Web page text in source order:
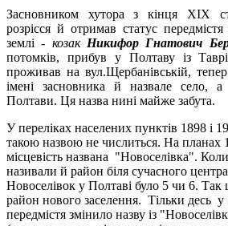
Засновником хутора з кінця ХІХ
розрісся й отримав статус
землі - козак Никифор Гнатович
потомків, прибув у Полтаву із
проживав на вул.Щербанівській,
імені засновника й назвале село, а
Полтави. Ця назва нині майже забута.
У переліках населених пунктів 1898 і
такою назвою не числиться. На планах
місцевість названа "Новоселівка".
називали й район біля сучасного
Новоселівок у Полтаві було 5 чи 6. Так
район нового заселення. Тільки десь
передмістя змінило назву із